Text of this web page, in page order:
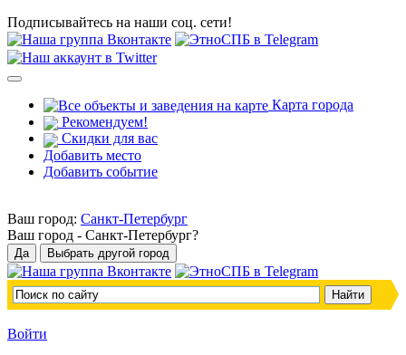
Подписывайтесь на наши соц. сети!
Карта города
Рекомендуем!
Скидки для вас
Добавить место
Добавить событие
Ваш город: Санкт-Петербург
Ваш город - Санкт-Петербург?
Войти